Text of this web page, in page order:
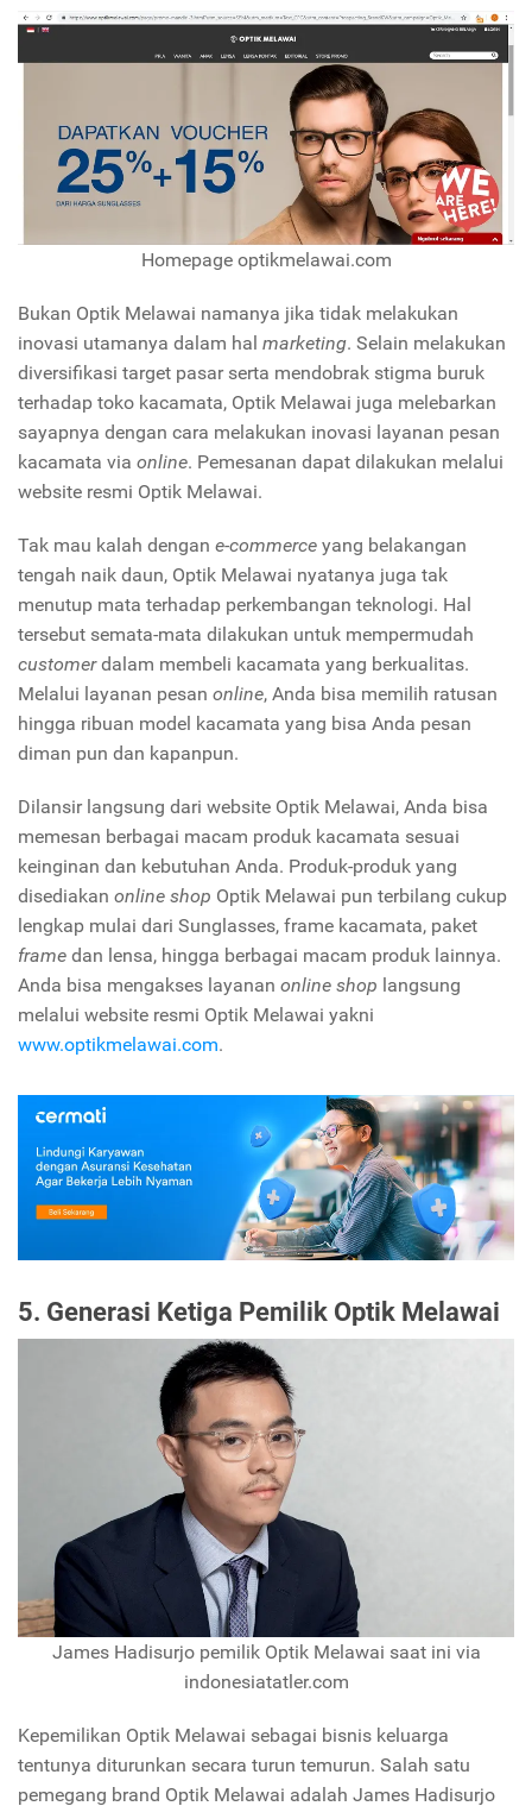
Homepage optikmelawai.com
Bukan Optik Melawai namanya jika tidak melakukan
inovasi utamanya dalam hal marketing. Selain melakukan
diversifikasi target pasar serta mendobrak stigma buruk
terhadap toko kacamata, Optik Melawai juga melebarkan
sayapnya dengan cara melakukan inovasi layanan pesan
kacamata via online. Pemesanan dapat dilakukan melalui
website resmi Optik Melawai.
Tak mau kalah dengan e-commerce yang belakangan
tengah naik daun, Optik Melawai nyatanya juga tak
menutup mata terhadap perkembangan teknologi. Hal
tersebut semata-mata dilakukan untuk mempermudah
customerdalam membeli kacamata yang berkualitas.
Melalui layanan pesan online, Anda bisa memilih ratusan
hingga ribuan model kacamata yang bisa Anda pesan
diman pun dan kapanpun.
Dilansir langsung dari website Optik Melawai, Anda bisa
memesan berbagai macam produk kacamata sesuai
keinginan dan kebutuhan Anda. Produk-produk yang
disediakan online shop Optik Melawai pun terbilang cukup
lengkap mulai dari Sunglasses, frame kacamata, paket
frame dan lensa, hingga berbagai macam produk lainnya.
Anda bisa mengakses layanan online shop langsung
melalui website resmi Optik Melawai yakni
www.optikmelawai.com.
5. Generasi Ketiga Pemilik Optik Melawai
James Hadisurjo pemilik Optik Melawai saat ini via
indonesiatatler.com
Kepemilikan Optik Melawai sebagai bisnis keluarga
tentunya diturunkan secara turun temurun. Salah satu
pemegang brand Optik Melawai adalah James Hadisurjo